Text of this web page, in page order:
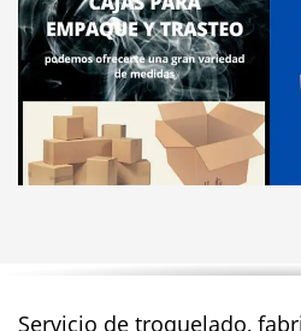
Servicio de troquelado,